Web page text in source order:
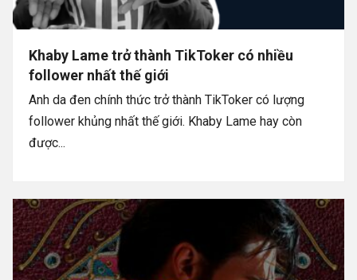
Khaby Lame trở thành TikToker có nhiều
follower nhất thế giới
Anh da đen chính thức trở thành TikToker có lượng
follower khủng nhất thế giới. Khaby Lame hay còn
được...